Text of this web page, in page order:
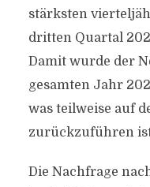
stärksten
dritten Quartal
Damit wurde der
gesamten Jahr
was teilweise auf
zurückzuführen
Die Nachfrage